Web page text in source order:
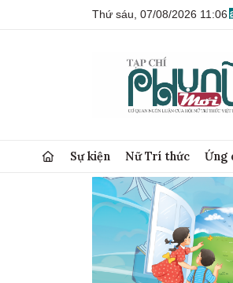
Thứ sáu, 07/08/2026 11:06
Sự kiện Nữ Trí thức Ứng